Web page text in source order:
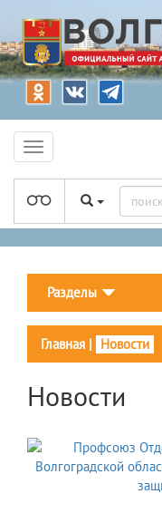
Разделы
Главная | Новости
Новости